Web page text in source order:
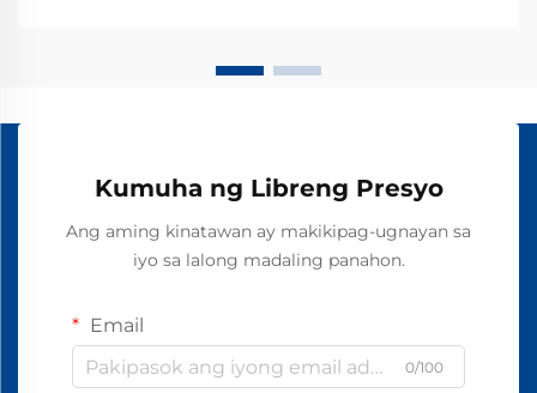
Kumuha ng Libreng Presyo
Ang aming kinatawan ay makikipag-ugnayan sa
iyo sa lalong madaling panahon.
Email
0/100